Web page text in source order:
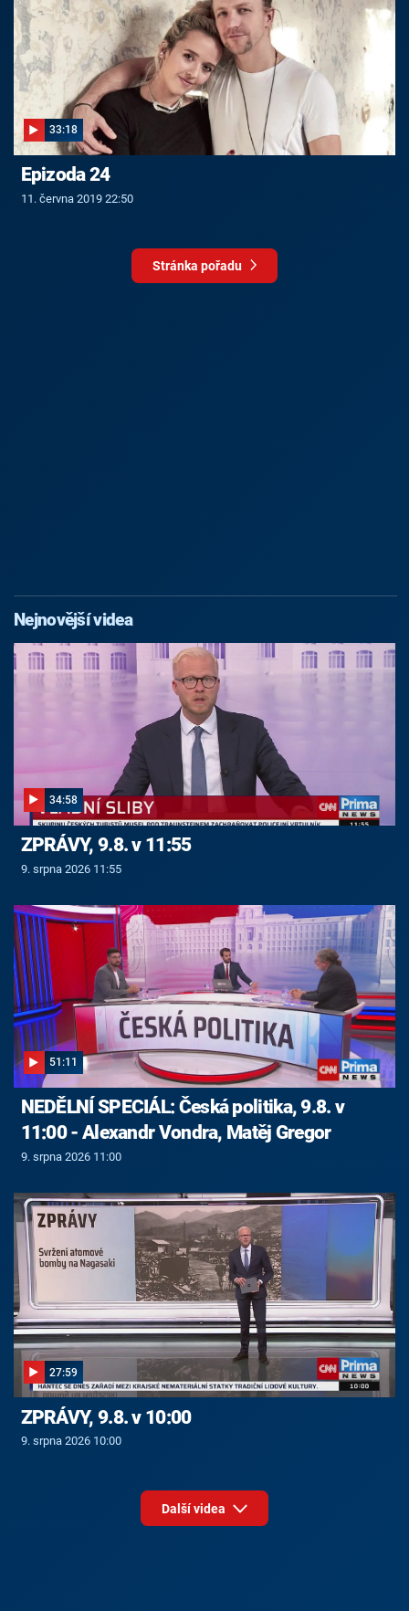
33:18
Epizoda 24
11. června 2019 22:50
Stránka pořadu
Nejnovější videa
34:58
ZPRÁVY, 9.8. v 11:55
9. srpna 2026 11:55
51:11
NEDĚLNÍ SPECIÁL: Česká politika, 9.8. v
11:00 - Alexandr Vondra, Matěj Gregor
9. srpna 2026 11:00
27:59
ZPRÁVY, 9.8. v 10:00
9. srpna 2026 10:00
Další videa